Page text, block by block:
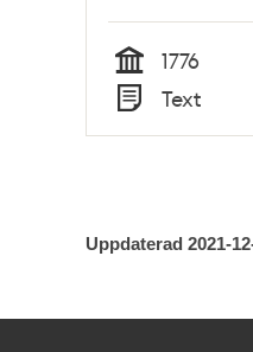
Tid
1776
Typ
Text
Uppdaterad 2021-